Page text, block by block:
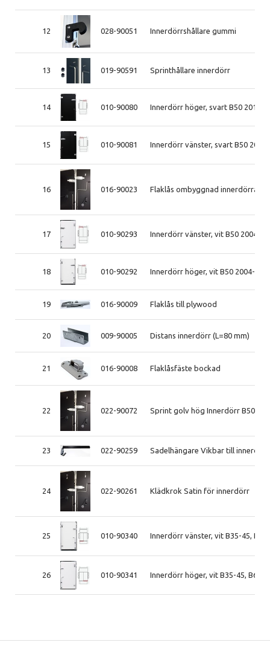
12 028-90051 Innerdörrshållare gummi
13 019-90591 Sprinthållare innerdörr
14 010-90080 Innerdörr höger, svart B50 2013-
15 010-90081 Innerdörr vänster, svart B50
16 016-90023 Flaklås ombyggnad innerdörrar
17 010-90293 Innerdörr vänster, vit B50 2004-
18 010-90292 Innerdörr höger, vit B50 2004-
19 016-90009 Flaklås till plywood
20 009-90005 Distans innerdörr (L=80 mm)
21 016-90008 Flaklåsfäste bockad
22 022-90072 Sprint golv hög Innerdörr B50
23 022-90259 Sadelhängare Vikbar till
24 022-90261 Klädkrok Satin för innerdörr
25 010-90340 Innerdörr vänster, vit B35-45, B60
26 010-90341 Innerdörr höger, vit B35-45, B60